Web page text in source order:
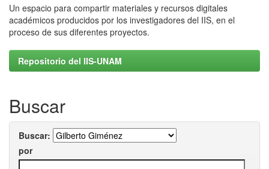
Un espacio para compartir materiales y recursos digitales
académicos producidos por los investigadores del IIS, en el
proceso de sus diferentes proyectos.
Repositorio del IIS-UNAM
Buscar
Buscar:
por